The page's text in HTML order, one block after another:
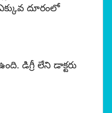
దూరంలో
డిగ్రీ లేని డాక్టరు